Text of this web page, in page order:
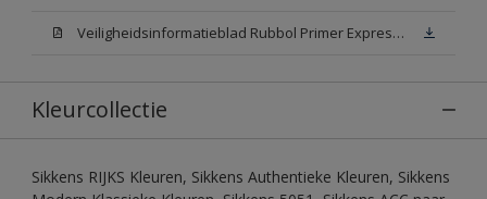
Veiligheidsinformatieblad Rubbol Primer Express N00 (MSDS)
Kleurcollectie
Sikkens RIJKS Kleuren, Sikkens Authentieke Kleuren, Sikkens